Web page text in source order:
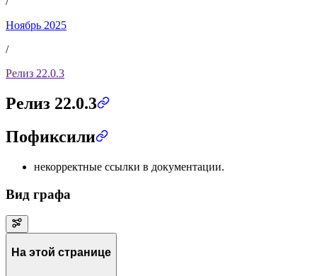
Ноябрь 2025
/
Релиз 22.0.3
Релиз 22.0.3
Пофиксили
некорректные ссылки в документации.
Вид графа
На этой странице